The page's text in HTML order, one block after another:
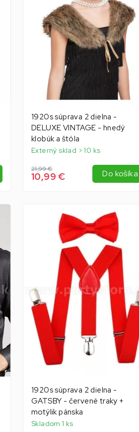
1920s súprava 2 dielna -
DELUXE VINTAGE - hnedý
klobúk a štóla
Externý sklad > 10 ks
21,99 €
10,99 € Do košíka
1920s súprava 2 dielna -
GATSBY - červené traky +
motýlik pánska
Skladom 1 ks